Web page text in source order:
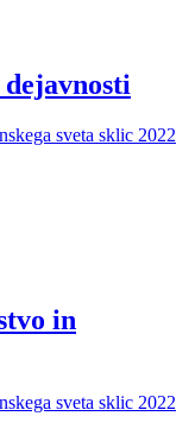
sveta sklic 2022
in
sveta sklic 2022